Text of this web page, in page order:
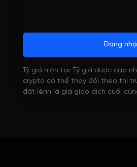
Đăng
Tỷ giá hiện tại: Tỷ giá được cập
crypto có thể thay đổi theo thị
đặt lệnh là giá giao dịch cuối